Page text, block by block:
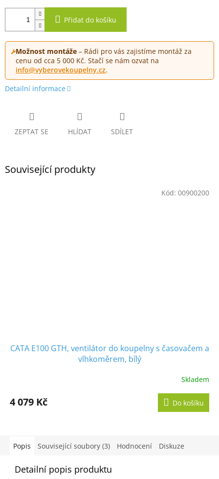
Přidat do košíku
Možnost montáže – Rádi pro vás zajistíme montáž za
cenu od cca 5 000 Kč. Stačí se nám ozvat na
info@vyberovekoupelny.cz.
Detailní informace
ZEPTAT SE HLÍDAT SDÍLET
Související produkty
CATA E100 GTH, ventilátor do koupelny s časovačem a
vlhkoměrem, bílý
produktu
je
hvězdiček.
Skladem
4 079 Kč Do košíku
Kód: 00900200
Popis Související soubory (3) Hodnocení Diskuze
Detailní popis produktu